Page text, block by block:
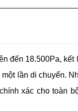
đến 18.500Pa, kết
lần di chuyển.
xác cho toàn